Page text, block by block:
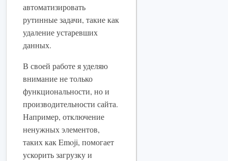
автоматизировать
рутинные задачи, такие как
удаление устаревших
данных.
В своей работе я уделяю
внимание не только
функциональности, но и
производительности сайта.
Например, отключение
ненужных элементов,
таких как Emoji, помогает
ускорить загрузку и